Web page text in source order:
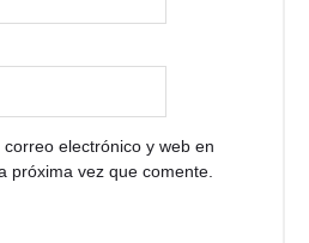
electrónico y web en
próxima vez que comente.